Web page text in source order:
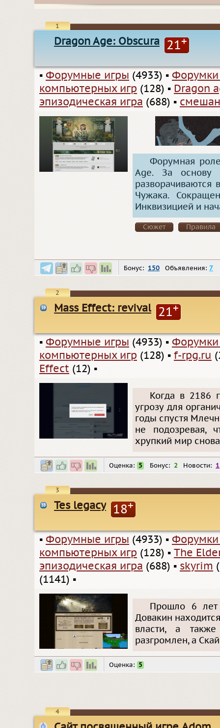
1
Dragon Age: Obscura 21+
▪ Форумные игры (4933) ▪
компьютерных игр (128) ▪ Dragon
эпизодическая игра (688) ▪
Форумная
Age. За основу
разворачиваются
Чужака.
Инквизицией и
Сюжет Правила
Бонус: 150 Объявления: 7
2
Mass Effect: revival 21+
▪ Форумные игры (4933) ▪
компьютерных игр (128) ▪ f-rpg.ru
Effect (12) ▪
Когда в 2186
угрозу для
годы спустя
не подозревая,
хрупкий мир
Оценка: 5 Бонус: 2 Новости: 1
3
Tes legacy 18+
▪ Форумные игры (4933) ▪
компьютерных игр (128) ▪ The
эпизодическая игра (688) ▪ skyrim
(1141) ▪
Прошло 6 лет
Довакин
власти, а
разгромлен, а
Оценка: 5
4